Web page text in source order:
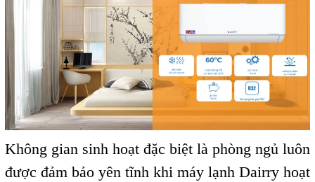
Không gian sinh hoạt đặc biệt là phòng ngủ luôn
được đảm bảo yên tĩnh khi máy lạnh Dairry hoạt